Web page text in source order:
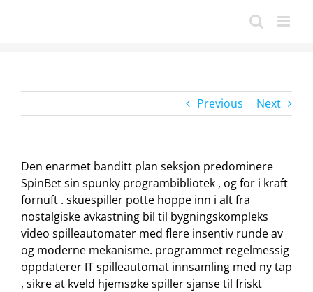
content
Previous Next
Den enarmet banditt plan seksjon predominere
SpinBet sin spunky programbibliotek , og for i kraft
fornuft . skuespiller potte ​​hoppe inn i alt fra
nostalgiske avkastning bil til bygningskompleks
video spilleautomater med flere insentiv runde av
og moderne mekanisme. programmet regelmessig
oppdaterer IT spilleautomat innsamling med ny tap
, sikre at kveld hjemsøke spiller sjanse til friskt